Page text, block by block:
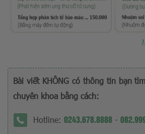
Bài viết KHÔNG có thông tin bạn
chuyên khoa bằng cách:
Hotline: 0243.678.8888 -